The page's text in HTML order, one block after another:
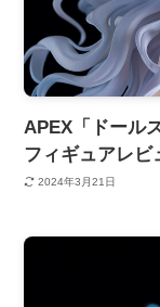
APEX「ドール
フィギュアレビ
2024年3月21日